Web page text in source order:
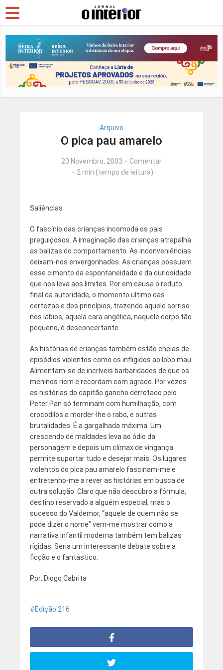
Arquivo
O pica pau amarelo
20 Novembro, 2003
Comentar
2 min (tempo de leitura)
Saliências
O fascínio das crianças incomoda os pais
preguiçosos. A imaginação das crianças atrapalha
as balizas do comportamento. As inconveniências
deixam-nos envergonhados. As crianças possuem
esse cimento da espontaneidade e da curiosidade
que nos leva aos limites. Por em causa o reduto
final da autoridade, o momento ultimo das
certezas e dos princípios, trazendo aquele sorriso
nos lábios, aquela cara angélica, naquele corpo tão
pequeno, é desconcertante.
As histórias de crianças também estão cheias de
episódios violentos como os infligidos ao lobo mau.
Alimentam-se de incríveis barbaridades de que os
meninos riem e recordam com agrado. Por vezes
as histórias do capitão gancho derrotado pelo
Peter Pan só terminam com humilhação, com
crocodilos a morder-lhe o rabo, e outras
brutalidades. É a gargalhada máxima. Um
crescendo de maldades leva ao ódio da
personagem e depois um clímax de vingança
permite suportar tudo e desejar mais. Os lugares
violentos do pica pau amarelo fascinam-me e
entretenho-me a rever as histórias em busca de
outra solução. Claro que não descubro a fórmula,
destino reservado a alguém especial, mas o
sucesso do Valdemor, “aquele de quem não se
pode dizer o nome” vem-me mostrar como a
narrativa infantil moderna também tem balizas
rígidas. Seria um interessante debate sobre a
ficção e o fantástico.
Por: Diogo Cabrita
Edição 216